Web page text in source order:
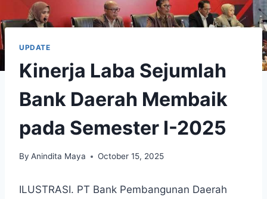
UPDATE
Kinerja Laba Sejumlah
Bank Daerah Membaik
pada Semester I-2025
By Anindita Maya October 15, 2025
ILUSTRASI. PT Bank Pembangunan Daerah